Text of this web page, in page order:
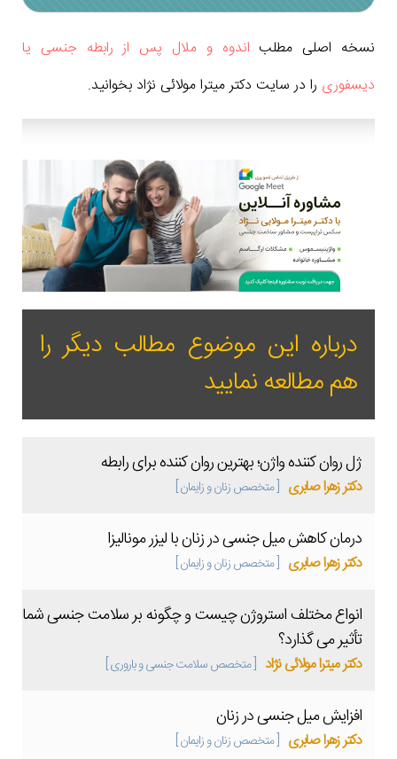
نسخه اصلی مطلب اندوه و ملال پس از رابطه جنسی یا
دیسفوری را در سایت دکتر میترا مولائی نژاد بخوانید.
درباره این موضوع مطالب دیگر را
هم مطالعه نمایید
ژل روان کننده واژن؛ بهترین روان کننده برای رابطه
دکتر زهرا صابری [ متخصص زنان و زایمان ]
درمان کاهش میل جنسی در زنان با لیزر مونالیزا
دکتر زهرا صابری [ متخصص زنان و زایمان ]
انواع مختلف استروژن چیست و چگونه بر سلامت جنسی شما
تأثیر می گذارد؟
دکتر میترا مولائی نژاد [ متخصص سلامت جنسی و باروری ]
افزایش میل جنسی در زنان
دکتر زهرا صابری [ متخصص زنان و زایمان ]